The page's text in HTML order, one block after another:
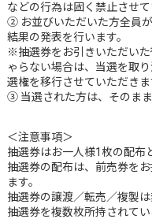
などの行為は固く禁止させて
② お並びいただいた方全員
結果の発表を行います。
※抽選券をお引きいただい
ゃらない場合は、当選を取
選権を移行させていただきま
③ 当選された方は、そのま
＜注意事項＞
抽選券はお一人様1枚の配布
抽選券の配布は、前売券を
ます。
抽選券の譲渡／転売／複製は
抽選券を複数枚所持されて